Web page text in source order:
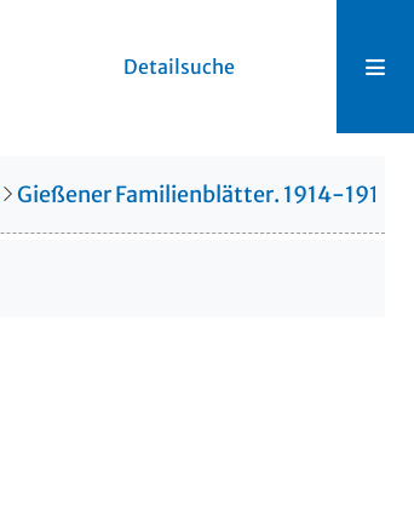
Detailsuche
Gießener Familienblätter. 1914-1914